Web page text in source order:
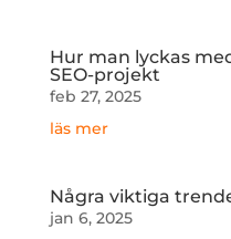
Hur man lyckas
SEO-projekt
feb 27, 2025
läs mer
Några viktiga
jan 6, 2025